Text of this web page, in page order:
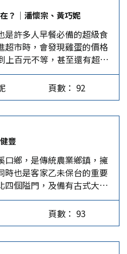
。」此處「五家為比」，
單位。周朝設五家為
閭」，五百家為「黨」，目
口的管理，有如今天的城鎮
會之類。而「比」乃是城鎮
不過，在城邦之外即郊區，
，但名稱卻不同。 據
條有：「遂人掌邦之野，
？據鄭玄註：「郊外曰
地方編制單位名稱則分別
、遂」六個等級。可見
皆為地方編制單位，只不過
外。故知所謂「比鄰」，乃
人，將之引申為「鄰居」亦
」一詞，同樣亦屬地方編
要廣大多了。按鄭玄註「五
？│潘懷宗、黃巧妮
是許多人早餐必備的超級食
超市時，會發現雞蛋的價格
上百元不等，甚至還有超過
雞蛋價格為何如此懸殊？這
的保存方式、營養成分及
一、飼養方式的不同。雞
養於籠內，生產效率較
富化籠飼（較便宜）：蛋
子裡，提供一定程度的活動
產（中價）：蛋雞在室內平
，但未必能到戶外，價格介
。放牧雞蛋／室外飼養（較
動，吃天然飼料，這類雞蛋
（最貴）：雞隻的飼料為有
頁數： 92
豐
口鄉，是傳統農業鄉鎮，擁
時也是客家乙未保台的重要
四個隘門，及備有古式大砲
勢，成為台軍雲嘉保衛戰的
組成的抗日民軍，有自衛用
鄉來助戰的外省軍隊。在一
頁數： 93